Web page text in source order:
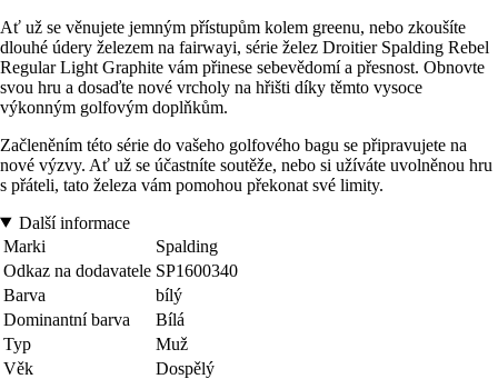
Ať už se věnujete jemným přístupům kolem greenu, nebo zkoušíte
dlouhé údery železem na fairwayi, série želez Droitier Spalding Rebel
Regular Light Graphite vám přinese sebevědomí a přesnost. Obnovte
svou hru a dosaďte nové vrcholy na hřišti díky těmto vysoce
výkonným golfovým doplňkům.
Začleněním této série do vašeho golfového bagu se připravujete na
nové výzvy. Ať už se účastníte soutěže, nebo si užíváte uvolněnou hru
s přáteli, tato železa vám pomohou překonat své limity.
Další informace
Marki
Spalding
Odkaz na dodavatele SP1600340
Barva
bílý
Dominantní barva
Bílá
Typ
Muž
Věk
Dospělý